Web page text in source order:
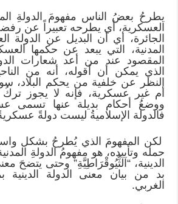
يطرحُ بعضُ الناس مفهومَ الدولةِ
العسكرية، أي يطرحه تعبيراً عن
الجائرة، أي أن البديل عن الدولة
المدنية، التي يبعد عن حكمها
المقصود عند من أعد شعارات
الذي يمكن أن أقوله، أنه من
النظر عن خلفية من يحكم البلاد،
أم غير عسكرية، فإنه لا يجوز تركُ
ووضعُ أحكام بديلة عنها تسمى
فالدولة الإسلاميةُ ليست دولةً
لكن المفهومَ الذي يُطرحُ بشكل
حمله وتأييده، هو مفهومُ الدولةِ
الدينية، “الثِّيُوقْرَاطِيَّةِ” وحتى يتضحَ
بد من بيان معنى الدولة الدينية
الغربي.